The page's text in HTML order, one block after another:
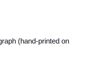
(hand-printed on